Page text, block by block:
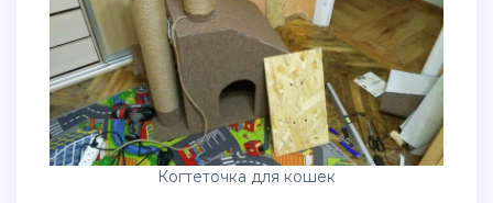
Когтеточка для кошек